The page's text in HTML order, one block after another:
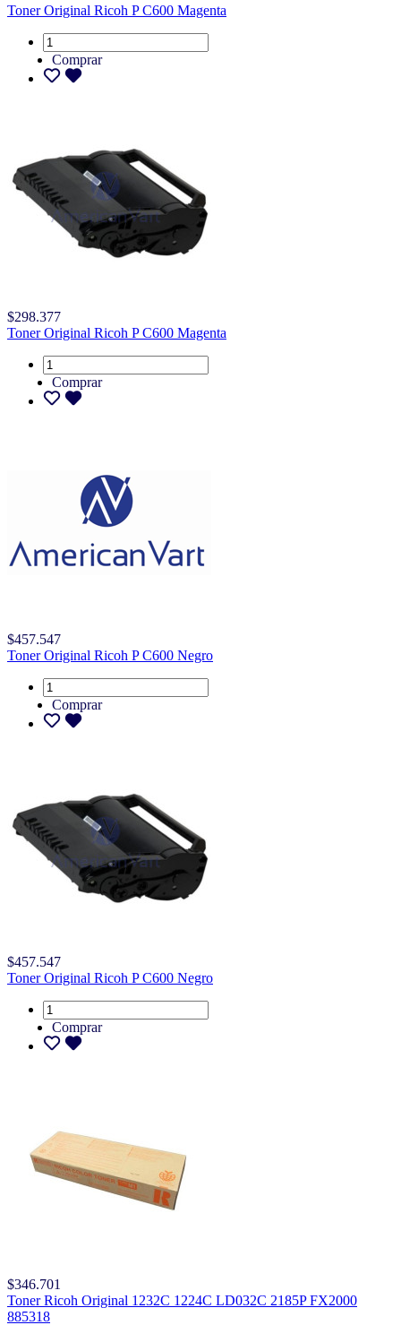
Toner Original Ricoh P C600 Magenta
Comprar
$298.377
Toner Original Ricoh P C600 Magenta
Comprar
$457.547
Toner Original Ricoh P C600 Negro
Comprar
$457.547
Toner Original Ricoh P C600 Negro
Comprar
$346.701
Toner Ricoh Original 1232C 1224C LD032C 2185P FX2000
885318